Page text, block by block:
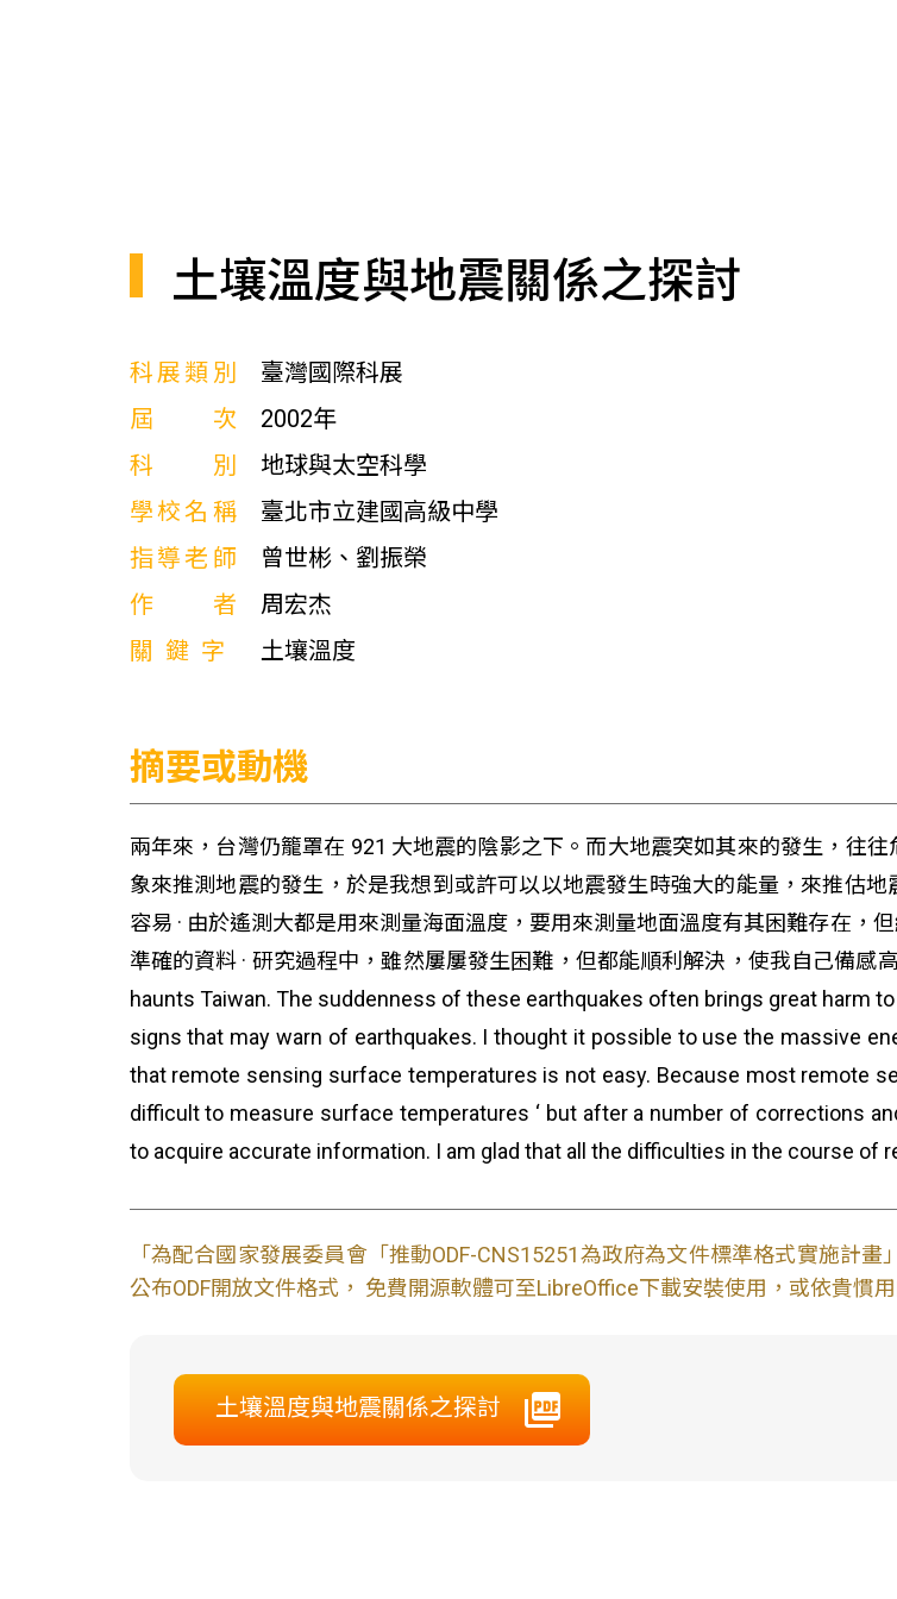
土壤溫度與地震關係之探討
科展類別
臺灣國際科展
屆次
2002年
科別
地球與太空科學
學校名稱
臺北市立建國高級中學
指導老師
曾世彬、劉振榮
作者
周宏杰
關鍵字
土壤溫度
摘要或動機
兩年來，台灣仍籠罩在 921 大地震的陰影之下。而大地震突如其來的發生，往
象來推測地震的發生，於是我想到或許可以以地震發生時強大的能量，來推估
容易 · 由於遙測大都是用來測量海面溫度，要用來測量地面溫度有其困難存在，
準確的資料 · 研究過程中，雖然屢屢發生困難，但都能順利解決，使我自己備感
haunts Taiwan. The suddenness of these earthquakes often brings great harm
signs that may warn of earthquakes. I thought it possible to use the massive
that remote sensing surface temperatures is not easy. Because most remote
difficult to measure surface temperatures ‘ but after a number of corrections
to acquire accurate information. I am glad that all the difficulties in the course of
「為配合國家發展委員會「推動ODF-CNS15251為政府為文件標準格式實施計
公布ODF開放文件格式， 免費開源軟體可至LibreOffice下載安裝使用，或依貴慣用
土壤溫度與地震關係之探討